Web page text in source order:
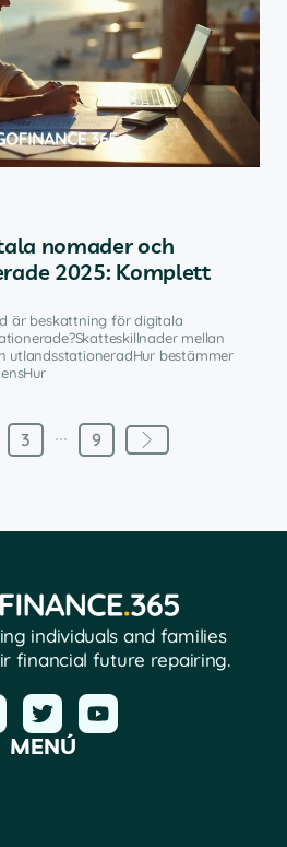
nomader och
2025: Komplett
är beskattning för digitala
mellan
utlandsstationeradHur bestämmer
3 ... 9
individuals and families
financial future repairing.
MENÚ